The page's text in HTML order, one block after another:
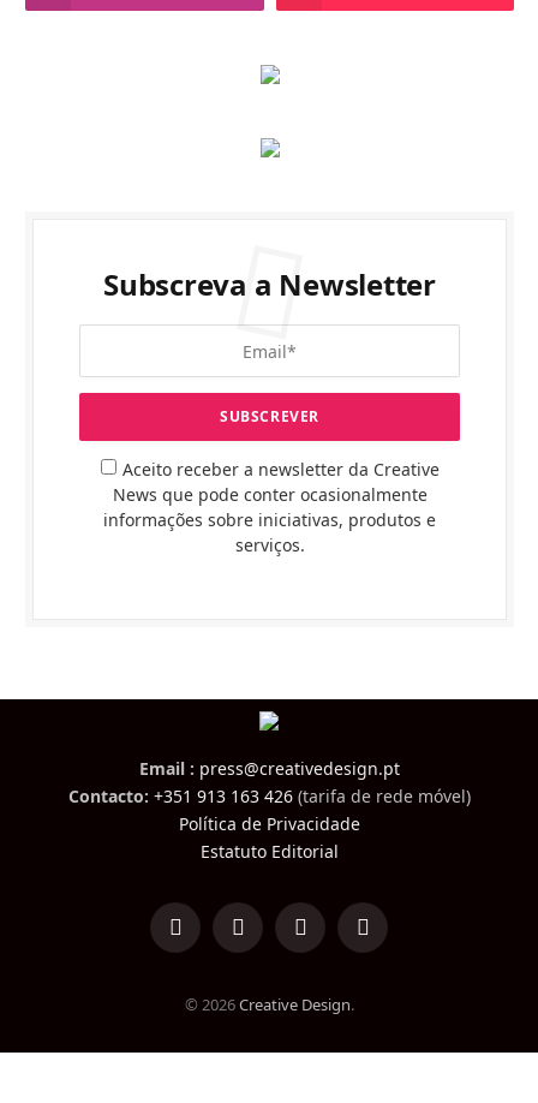
Subscreva a Newsletter
Aceito receber a newsletter da Creative
News que pode conter ocasionalmente
informações sobre iniciativas, produtos e
serviços.
Email : press@creativedesign.pt
Contacto: +351 913 163 426(tarifa de rede móvel)
Política de Privacidade
Estatuto Editorial
LinkedInFacebookInstagramTikTok
© 2026Creative Design.